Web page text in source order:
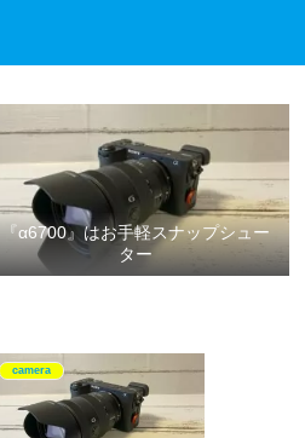
『α6700』はお手軽スナップシュー
ター
camera